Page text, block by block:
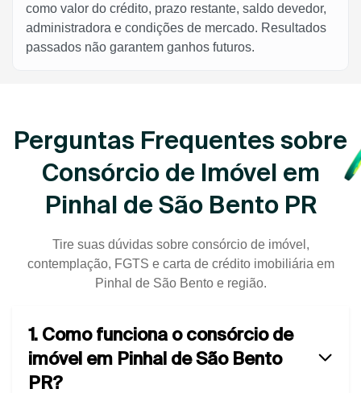
como valor do crédito, prazo restante, saldo devedor,
administradora e condições de mercado. Resultados
passados não garantem ganhos futuros.
Perguntas Frequentes sobre
Consórcio de Imóvel em
Pinhal de São Bento PR
Tire suas dúvidas sobre consórcio de imóvel,
contemplação, FGTS e carta de crédito imobiliária em
Pinhal de São Bento e região.
1. Como funciona o consórcio de
imóvel em Pinhal de São Bento
PR?